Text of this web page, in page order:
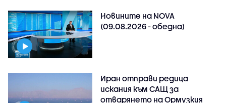
Новините на NOVA
(09.08.2026 - обедна)
Иран отправи редица
искания към САЩ за
отварянето на Ормузкия